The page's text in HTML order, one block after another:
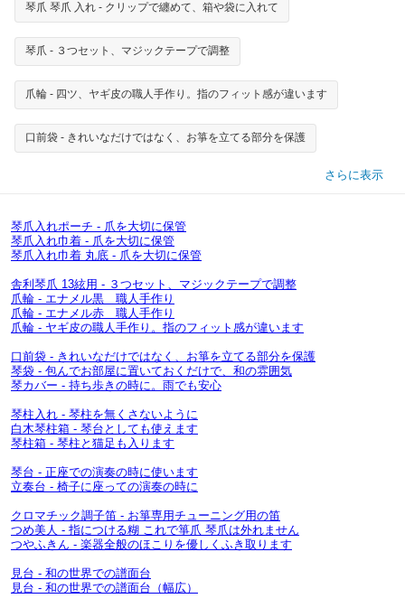
琴爪 琴爪 入れ - クリップで纏めて、箱や袋に入れて
琴爪 - ３つセット、マジックテープで調整
爪輪 - 四ツ、ヤギ皮の職人手作り。指のフィット感が違います
口前袋 - きれいなだけではなく、お箏を立てる部分を保護
さらに表示
琴爪入れポーチ - 爪を大切に保管
琴爪入れ巾着 - 爪を大切に保管
琴爪入れ巾着 丸底 - 爪を大切に保管
舎利琴爪 13絃用 - ３つセット、マジックテープで調整
爪輪 - エナメル黒 職人手作り
爪輪 - エナメル赤 職人手作り
爪輪 - ヤギ皮の職人手作り。指のフィット感が違います
口前袋 - きれいなだけではなく、お箏を立てる部分を保護
琴袋 - 包んでお部屋に置いておくだけで、和の雰囲気
琴カバー - 持ち歩きの時に。雨でも安心
琴柱入れ - 琴柱を無くさないように
白木琴柱箱 - 琴台としても使えます
琴柱箱 - 琴柱と猫足も入ります
琴台 - 正座での演奏の時に使います
立奏台 - 椅子に座っての演奏の時に
クロマチック調子笛 - お箏専用チューニング用の笛
つめ美人 - 指につける糊 これで箏爪 琴爪は外れません
つやふきん - 楽器全般のほこりを優しくふき取ります
見台 - 和の世界での譜面台
見台 - 和の世界での譜面台（幅広）